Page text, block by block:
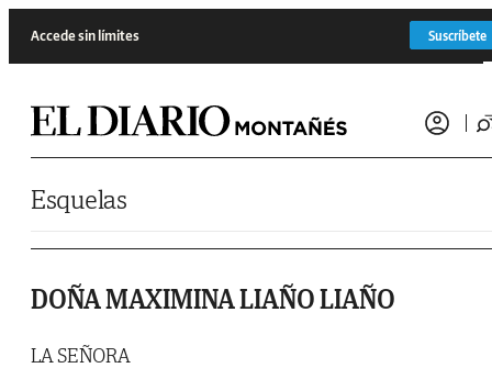
Accede sin límites Suscríbete
Esquelas
DOÑA MAXIMINA LIAÑO LIAÑO
LA SEÑORA